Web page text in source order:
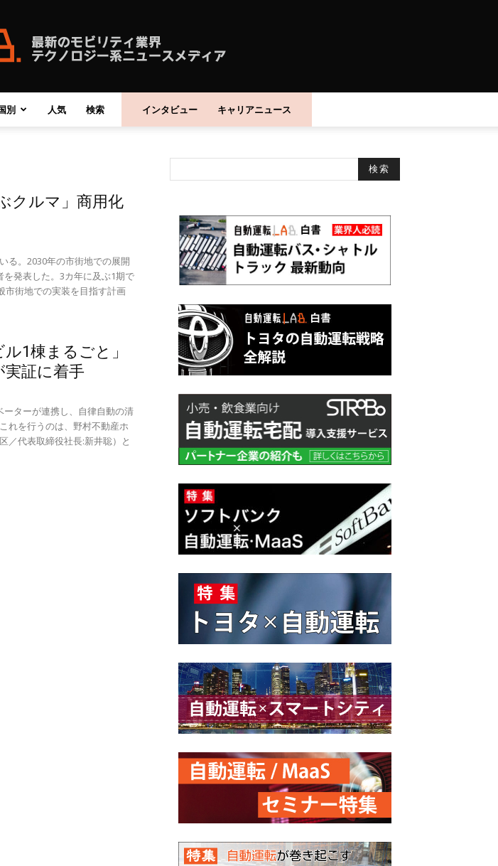
自
動
運
別 人気 検索 インタビュー キャリアニュース
クルマ」商用化
る。2030年の市街地での展開
発表した。3カ年に及ぶ1期で
市街地での実装を目指す計画
1棟まるごと」
証に着手
ターが連携し、自律自動の清
れを行うのは、野村不動産ホ
／代表取締役社長:新井聡）と